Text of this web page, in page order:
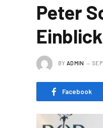
Peter
BY ADMIN
Facebook